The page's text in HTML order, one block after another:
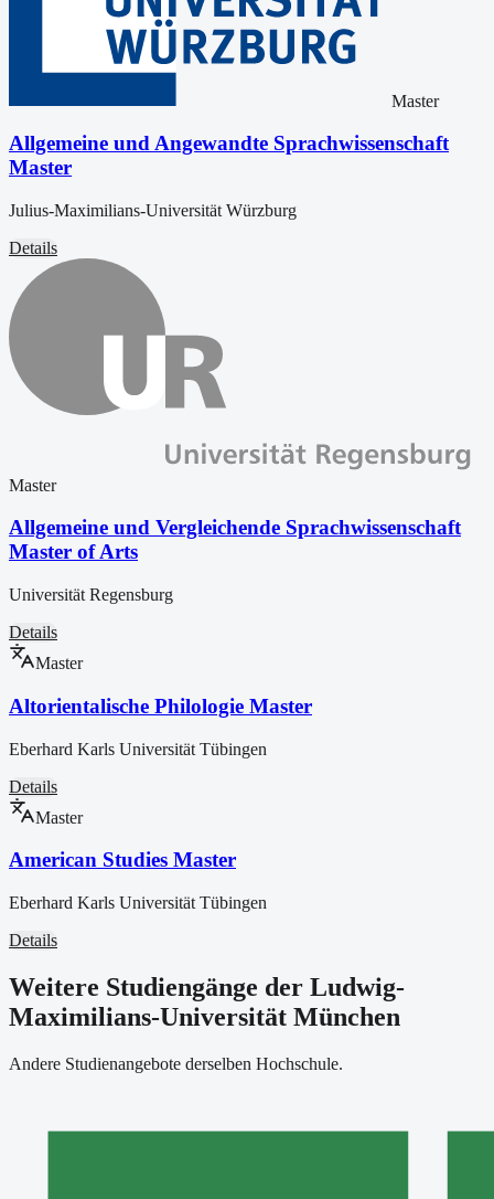
Master
Allgemeine und Angewandte Sprachwissenschaft
Master
Julius-Maximilians-Universität Würzburg
Details
Master
Allgemeine und Vergleichende Sprachwissenschaft
Master of Arts
Universität Regensburg
Details
Master
Altorientalische Philologie Master
Eberhard Karls Universität Tübingen
Details
Master
American Studies Master
Eberhard Karls Universität Tübingen
Details
Weitere Studiengänge der Ludwig-
Maximilians-Universität München
Andere Studienangebote derselben Hochschule.